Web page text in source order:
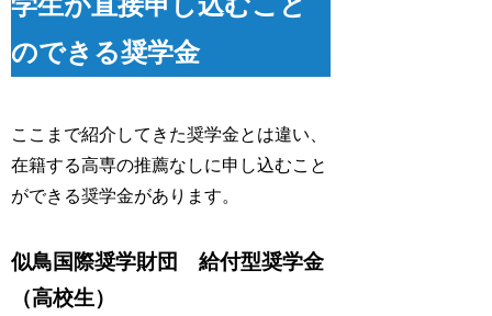
学生が直接申し込むこと
のできる奨学金
ここまで紹介してきた奨学金とは違い、
在籍する高専の推薦なしに申し込むこと
ができる奨学金があります。
似鳥国際奨学財団 給付型奨学金
（高校生）